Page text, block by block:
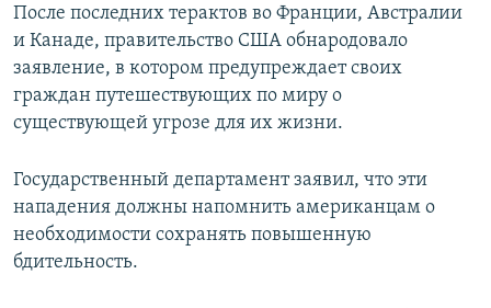
Все сайты Радио Азатутюн
После последних терактов во Франции, Австралии
и Канаде, правительство США обнародовало
заявление, в котором предупреждает своих
граждан путешествующих по миру о
существующей угрозе для их жизни.
Государственный департамент заявил, что эти
нападения должны напомнить американцам о
необходимости сохранять повышенную
бдительность.